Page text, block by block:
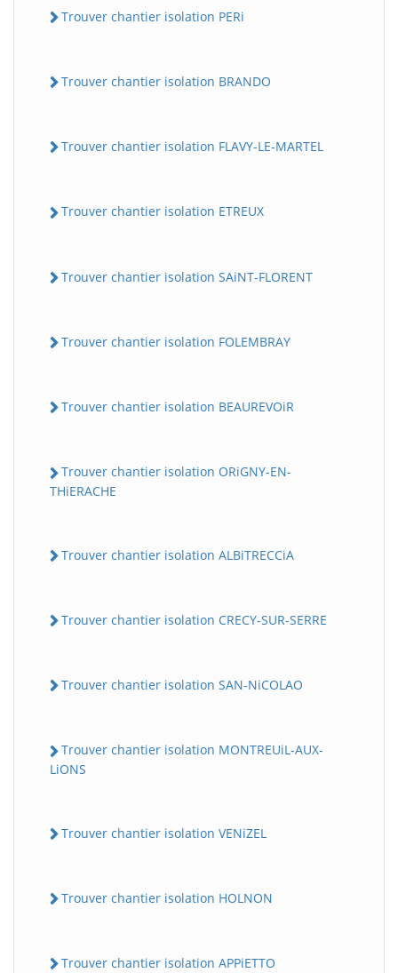
Trouver chantier isolation PERi
Trouver chantier isolation BRANDO
Trouver chantier isolation FLAVY-LE-MARTEL
Trouver chantier isolation ETREUX
Trouver chantier isolation SAiNT-FLORENT
Trouver chantier isolation FOLEMBRAY
Trouver chantier isolation BEAUREVOiR
Trouver chantier isolation ORiGNY-EN-
THiERACHE
Trouver chantier isolation ALBiTRECCiA
Trouver chantier isolation CRECY-SUR-SERRE
Trouver chantier isolation SAN-NiCOLAO
Trouver chantier isolation MONTREUiL-AUX-
LiONS
Trouver chantier isolation VENiZEL
Trouver chantier isolation HOLNON
Trouver chantier isolation APPiETTO
BatiWebPro